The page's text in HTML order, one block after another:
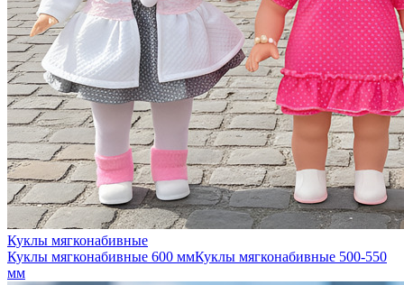
Куклы мягконабивные
Куклы мягконабивные 600 ммКуклы мягконабивные 500-550
мм